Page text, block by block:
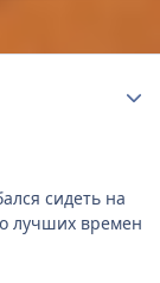
сидеть на
лучших времен